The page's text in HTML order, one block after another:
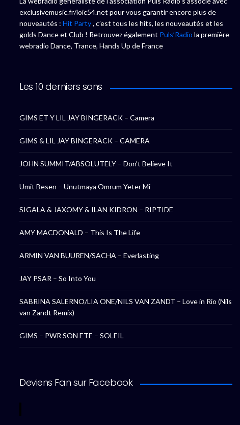
exclusivemusic.fr/loic54.net pour vous garantir encore plus de
nouveautés : Hit Party, c’est tous les hits, les nouveautés et les
golds Dance et Club ! Retrouvez également Puls’Radio la première
webradio Dance, Trance, Hands Up de France
Les 10 derniers sons
GIMS ET Y LIL JAY BINGERACK – Camera
GIMS & LIL JAY BINGERACK – CAMERA
JOHN SUMMIT/ABSOLUTELY – Don’t Believe It
Umit Besen – Unutmaya Omrum Yeter Mi
SIGALA & JAXOMY & ILAN KIDRON – RIPTIDE
AMY MACDONALD – This Is The Life
ARMIN VAN BUUREN/SACHA – Everlasting
JAY PSAR – So Into You
SABRINA SALERNO/LIA ONE/NILS VAN ZANDT – Love in Rio (Nils
van Zandt Remix)
GIMS – PWR SON ETE – SOLEIL
Deviens Fan sur Facebook